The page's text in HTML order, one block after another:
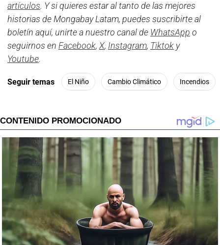
artículos. Y si quieres estar al tanto de las mejores
historias de Mongabay Latam, puedes suscribirte al
boletín aquí, unirte a nuestro canal de WhatsApp o
seguirnos en Facebook, X, Instagram, Tiktok y
Youtube.
Seguir temas El Niño Cambio Climático Incendios